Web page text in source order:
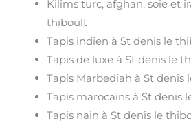
Kilims turc, afghan, soie et
thiboult
Tapis indien à St denis le
Tapis de luxe à St denis le
Tapis Marbediah à St denis
Tapis marocains à St denis
Tapis nain à St denis le